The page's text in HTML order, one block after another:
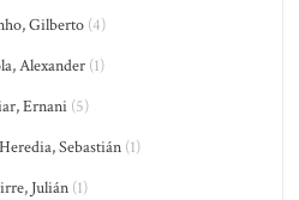
Gilberto (4)
Alexander(1)
Ernani (5)
Sebastián(1)
Julián(1)